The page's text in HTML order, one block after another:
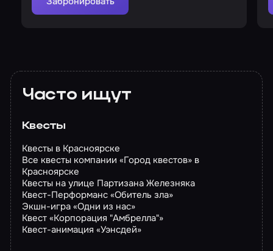
Часто ищут
Квесты
Квесты в Красноярске
Все квесты компании «Город квестов» в
Красноярске
Квесты на улице Партизана Железняка
Квест-Перформанс «Обитель зла»
Экшн-игра «Одни из нас»
Квест «Корпорация "Амбрелла"»
Квест-анимация «Уэнсдей»